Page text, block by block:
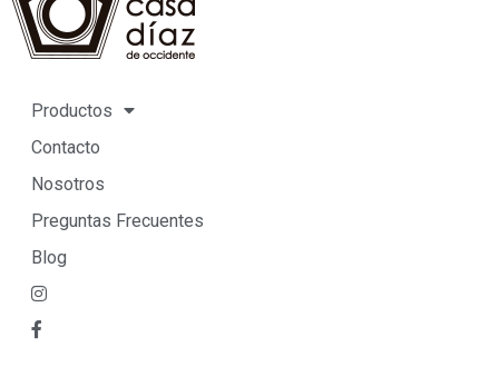
Productos
Contacto
Nosotros
Preguntas Frecuentes
Blog